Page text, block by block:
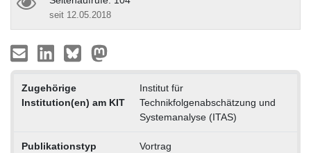
seit 12.05.2018
Zugehörige
Institution(en) am KIT
Institut für
Technikfolgenabschätzung und
Systemanalyse (ITAS)
Publikationstyp Vortrag